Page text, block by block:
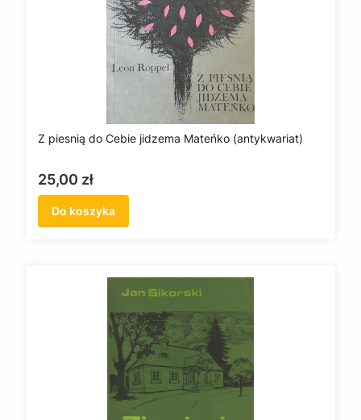
Z piesnią do Cebie jidzema Mateńko (antykwariat)
Cena
25,00 zł
Do koszyka